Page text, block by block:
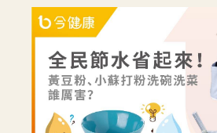
候就要使用菊花、金銀花來治療；假如單純
眼睛周圍沒有眼屎，這種情況是屬於「陰虛
藕、麥門冬、山藥等比較滋潤的藥材，效果